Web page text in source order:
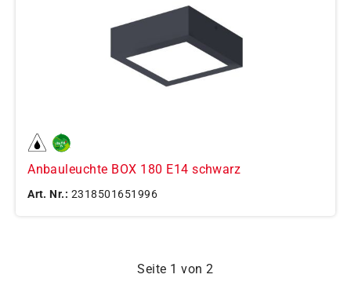
Anbauleuchte BOX 180 E14 schwarz
Art. Nr.: 2318501651996
Seite 1 von 2